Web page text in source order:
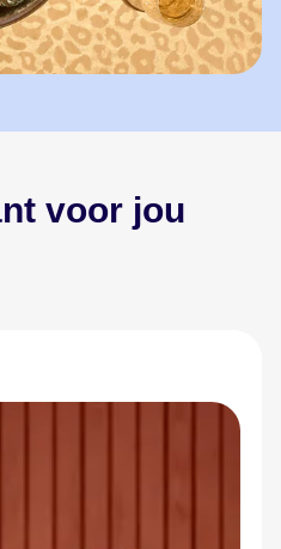
voor jou